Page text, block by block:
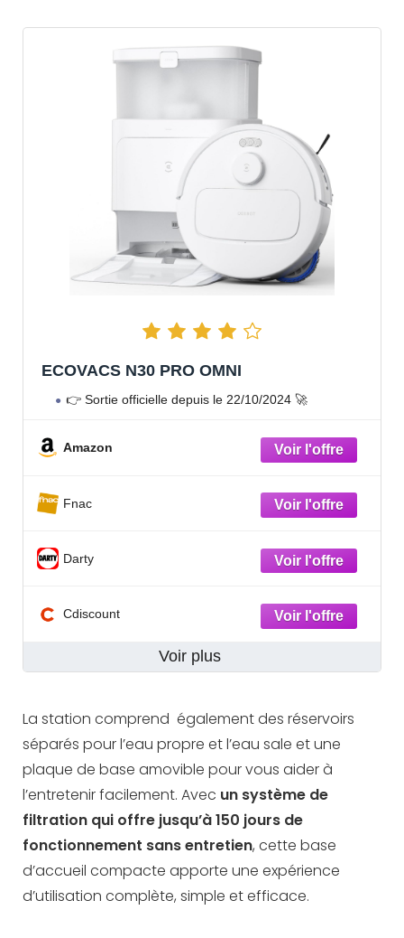
ECOVACS N30 PRO OMNI
👉 Sortie officielle depuis le 22/10/2024 🚀
Amazon
Fnac
Darty
Cdiscount
Voir plus
La station comprend également des réservoirs
séparés pour l’eau propre et l’eau sale et une
plaque de base amovible pour vous aider à
l’entretenir facilement. Avec un système de
filtration qui offre jusqu’à 150 jours de
fonctionnement sans entretien, cette base
d’accueil compacte apporte une expérience
d’utilisation complète, simple et efficace.